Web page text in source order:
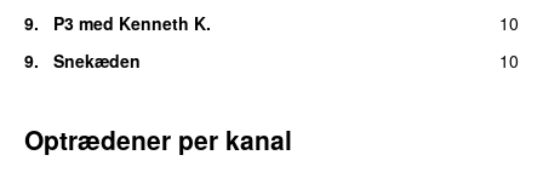
9.
P3 med Kenneth K.
10
9.
Snekæden 10
Optrædener per kanal